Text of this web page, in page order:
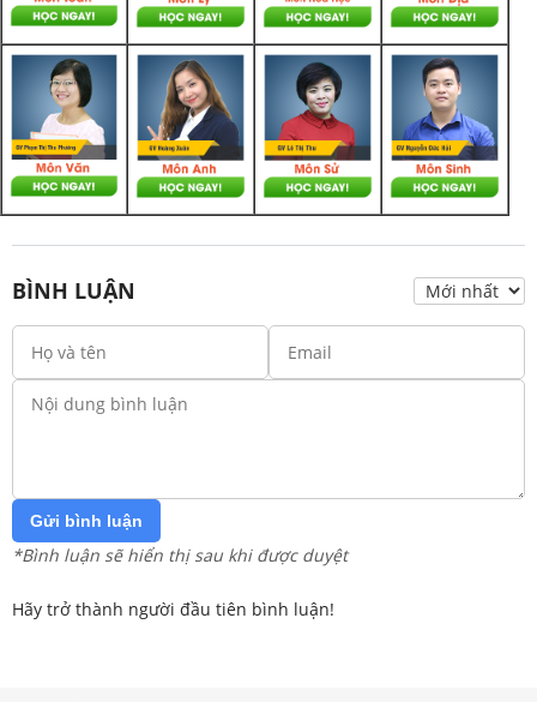
BÌNH LUẬN
Gửi bình luận
*Bình luận sẽ hiển thị sau khi được duyệt
Hãy trở thành người đầu tiên bình luận!